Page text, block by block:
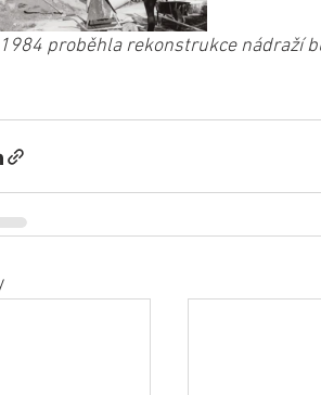
1984 proběhla rekonstrukce nádraží